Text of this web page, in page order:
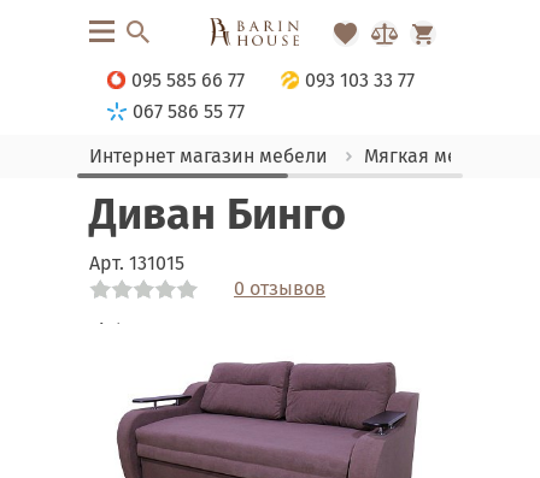
095 585 66 77
093 103 33 77
067 586 55 77
Интернет магазин мебели
Мягкая мебель
Диван Бинго
Арт. 131015
0 отзывов
Link
Link
Link
Link
Link